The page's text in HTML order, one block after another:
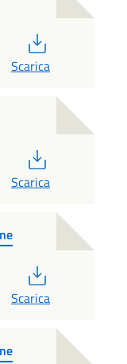
Scarica
Scarica
Scarica